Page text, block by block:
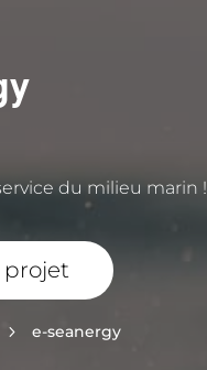
du milieu marin !
projet
5 e-seanergy